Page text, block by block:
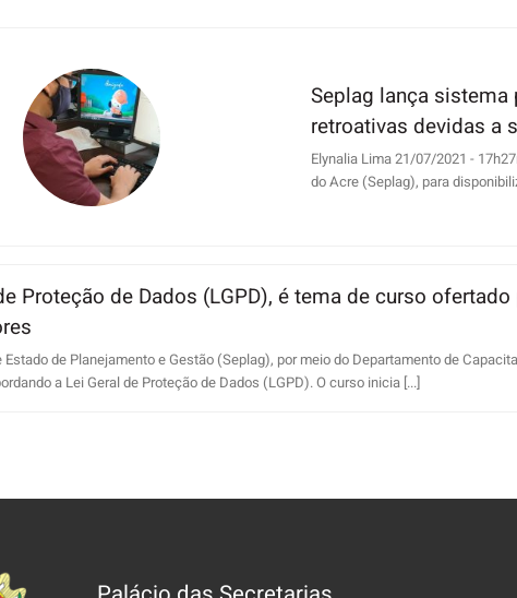
Seplag lança
retroativas devidas a
Elynalia Lima 21/07/2021 -
do Acre (Seplag), para
Proteção de Dados (LGPD), é tema de curso
de Planejamento e Gestão (Seplag), por meio do Departamento de
a Lei Geral de Proteção de Dados (LGPD). O curso inicia [...]